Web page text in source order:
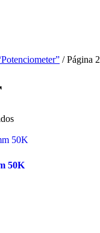
/ Página 2
50K